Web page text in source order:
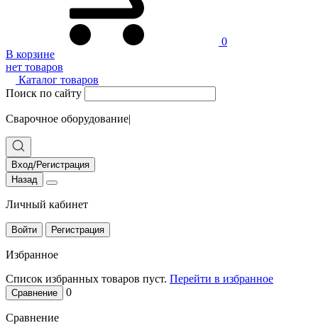
0
В корзине
нет товаров
Каталог товаров
Поиск по сайту
Сварочное оборудование|
Вход/Регистрация
Назад
Личный кабинет
Войти Регистрация
Избранное
Список избранных товаров пуст. Перейти в избранное
Сравнение 0
Сравнение